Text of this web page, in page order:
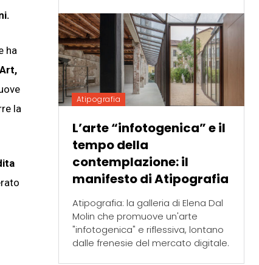
ha
la
Atipografia
L’arte “infotogenica” e il
tempo della
contemplazione: il
manifesto di Atipografia
Atipografia: la galleria di Elena Dal
Molin che promuove un'arte
"infotogenica" e riflessiva, lontano
dalle frenesie del mercato digitale.